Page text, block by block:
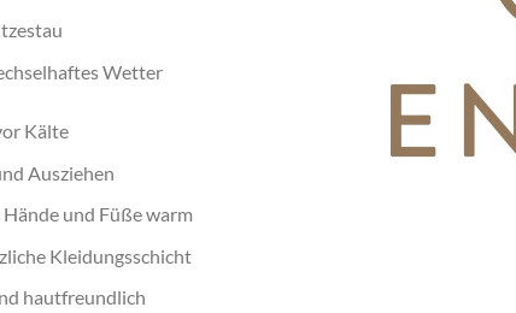
Wetter
Kälte
Ausziehen
und Füße warm
Kleidungsschicht
hautfreundlich